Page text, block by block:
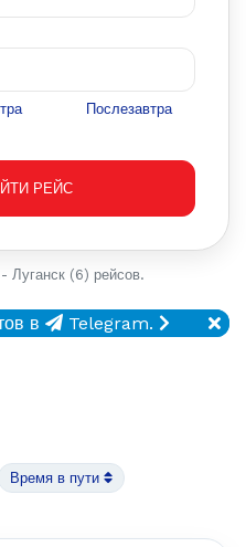
Послезавтра
Луганск (6) рейсов.
в Telegram.
Время в пути